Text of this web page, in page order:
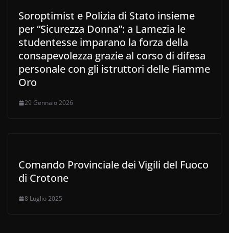
Soroptimist e Polizia di Stato insieme
per “Sicurezza Donna”: a Lamezia le
studentesse imparano la forza della
consapevolezza grazie al corso di difesa
personale con gli istruttori delle Fiamme
Oro
29 Gennaio 2026
Comando Provinciale dei Vigili del Fuoco
di Crotone
8 Luglio 2025